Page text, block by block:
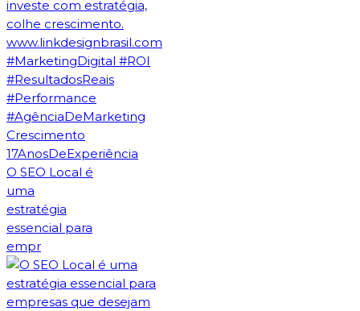
O SEO Local é
uma
estratégia
essencial para
empr